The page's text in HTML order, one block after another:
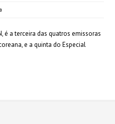
é a terceira das quatros emissoras
e a quinta do Especial